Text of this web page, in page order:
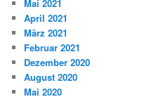
Mai 2021
April 2021
März 2021
Februar 2021
Dezember 2020
August 2020
Mai 2020